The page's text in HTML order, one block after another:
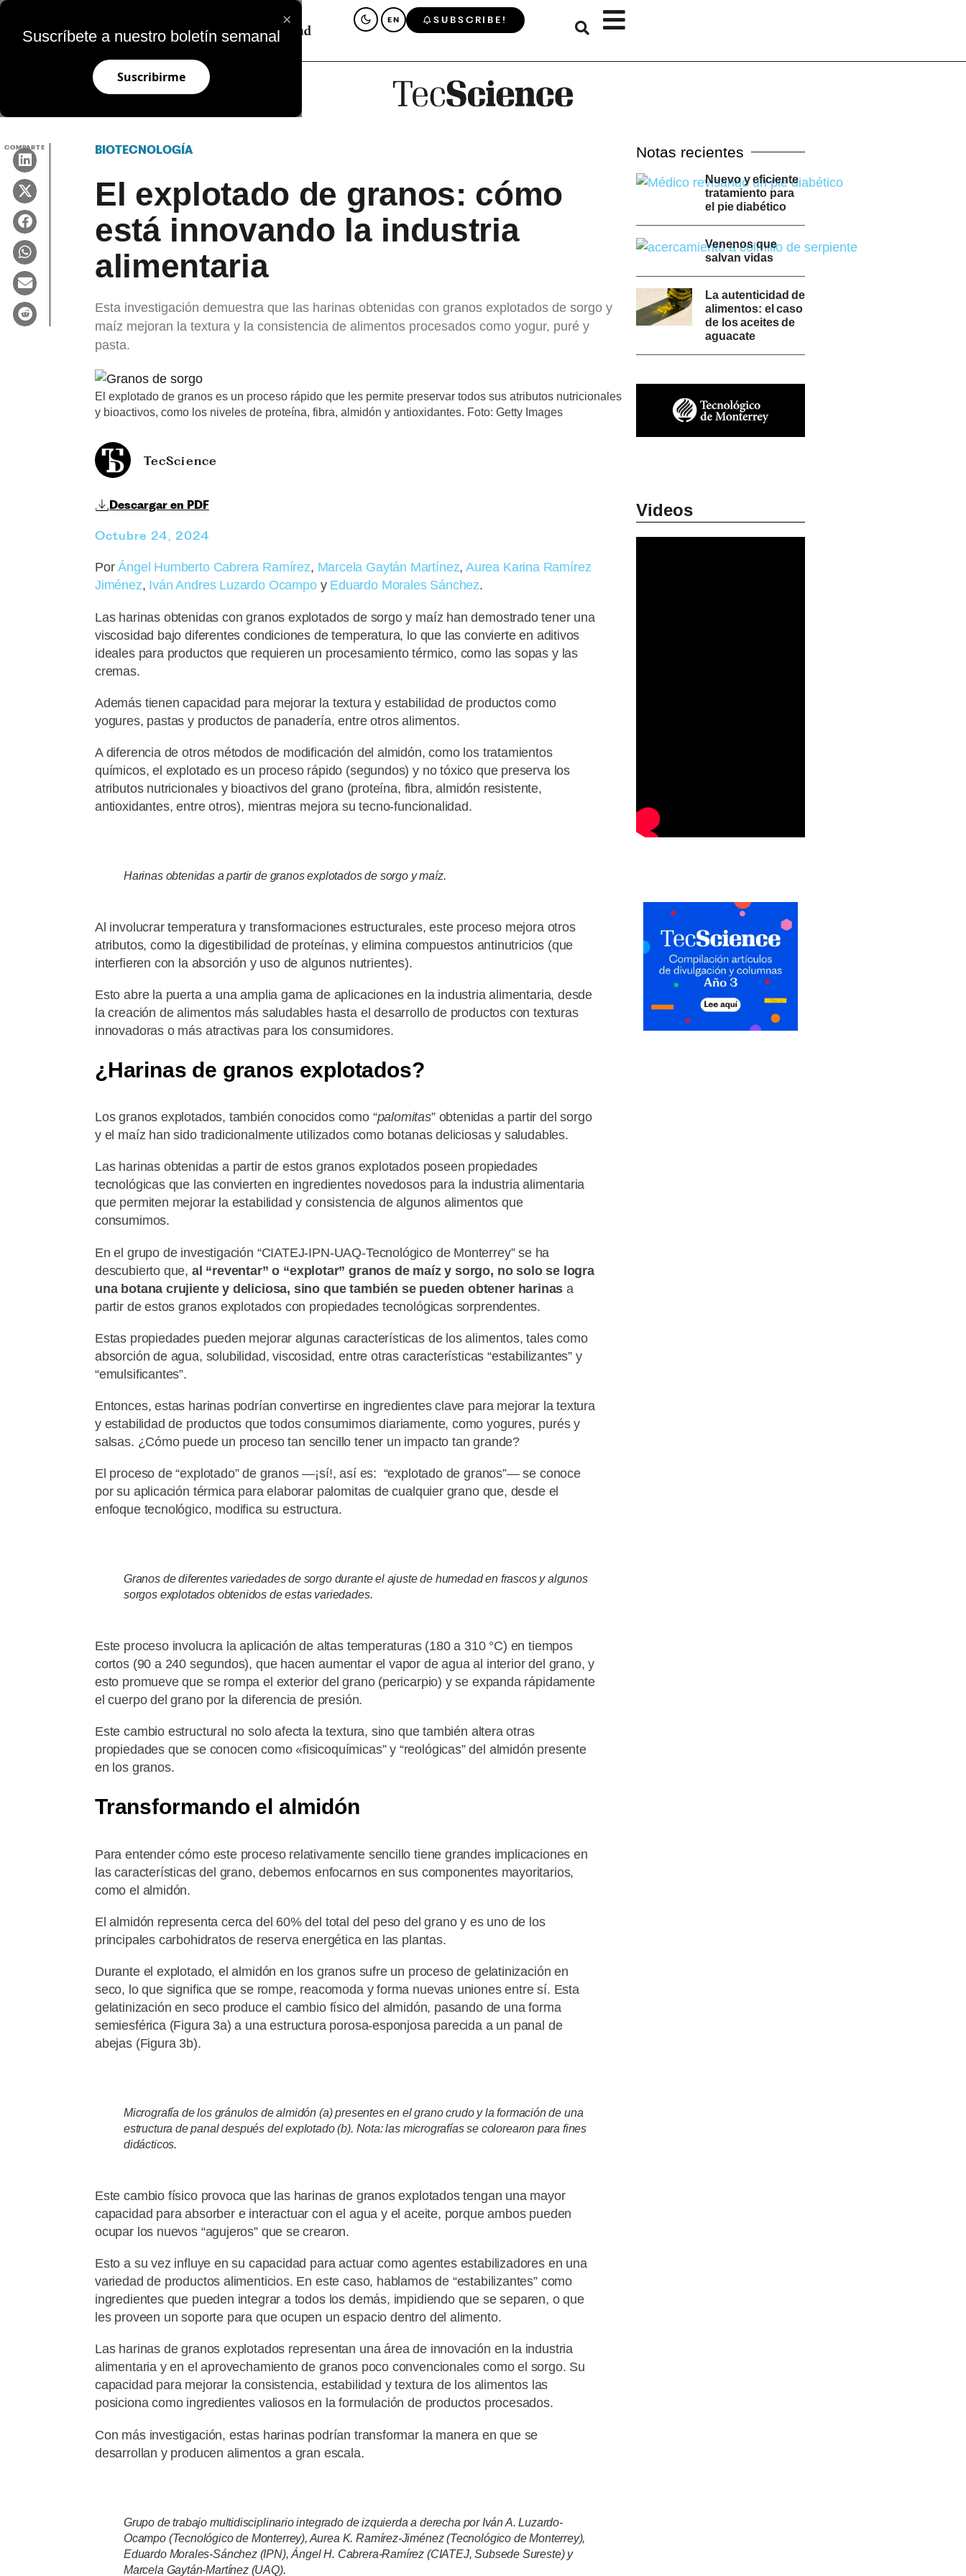
×
Suscríbete a nuestro boletín semanal
Suscribirme
EN SUBSCRIBE!
COMPARTE BIOTECNOLOGÍA
El explotado de granos: cómo
está innovando la industria
alimentaria
Esta investigación demuestra que las harinas obtenidas con granos explotados de sorgo y
maíz mejoran la textura y la consistencia de alimentos procesados como yogur, puré y
pasta.
El explotado de granos es un proceso rápido que les permite preservar todos sus atributos nutricionales
y bioactivos, como los niveles de proteína, fibra, almidón y antioxidantes. Foto: Getty Images
TecScience
Descargar en PDF
Octubre 24, 2024
PorÁngel Humberto Cabrera Ramírez, Marcela Gaytán Martínez,Aurea Karina Ramírez
Jiménez, Iván Andres Luzardo Ocampoy Eduardo Morales Sánchez.
Las harinas obtenidas con granos explotados de sorgo y maíz han demostrado tener una
viscosidad bajo diferentes condiciones de temperatura, lo que las convierte en aditivos
ideales para productos que requieren un procesamiento térmico, como las sopas y las
cremas.
Además tienen capacidad para mejorar la textura y estabilidad de productos como
yogures, pastas y productos de panadería, entre otros alimentos.
A diferencia de otros métodos de modificación del almidón, como los tratamientos
químicos, el explotado es un proceso rápido (segundos) y no tóxico que preserva los
atributos nutricionales y bioactivos del grano (proteína, fibra, almidón resistente,
antioxidantes, entre otros), mientras mejora su tecno-funcionalidad.
Harinas obtenidas a partir de granos explotados de sorgo y maíz.
Al involucrar temperatura y transformaciones estructurales, este proceso mejora otros
atributos, como la digestibilidad de proteínas, y elimina compuestos antinutricios (que
interfieren con la absorción y uso de algunos nutrientes).
Esto abre la puerta a una amplia gama de aplicaciones en la industria alimentaria, desde
la creación de alimentos más saludables hasta el desarrollo de productos con texturas
innovadoras o más atractivas para los consumidores.
¿Harinas de granos explotados?
Los granos explotados, también conocidos como “palomitas” obtenidas a partir del sorgo
y el maíz han sido tradicionalmente utilizados como botanas deliciosas y saludables.
Las harinas obtenidas a partir de estos granos explotados poseen propiedades
tecnológicas que las convierten en ingredientes novedosos para la industria alimentaria
que permiten mejorar la estabilidad y consistencia de algunos alimentos que
consumimos.
En el grupo de investigación “CIATEJ-IPN-UAQ-Tecnológico de Monterrey” se ha
descubierto que, al “reventar” o “explotar” granos de maíz y sorgo, no solo se logra
una botana crujiente y deliciosa, sino que también se pueden obtener harinas a
partir de estos granos explotados con propiedades tecnológicas sorprendentes.
Estas propiedades pueden mejorar algunas características de los alimentos, tales como
absorción de agua, solubilidad, viscosidad, entre otras características “estabilizantes” y
“emulsificantes”.
Entonces, estas harinas podrían convertirse en ingredientes clave para mejorar la textura
y estabilidad de productos que todos consumimos diariamente, como yogures, purés y
salsas. ¿Cómo puede un proceso tan sencillo tener un impacto tan grande?
El proceso de “explotado” de granos —¡sí!, así es: “explotado de granos”— se conoce
por su aplicación térmica para elaborar palomitas de cualquier grano que, desde el
enfoque tecnológico, modifica su estructura.
Granos de diferentes variedades de sorgo durante el ajuste de humedad en frascos y algunos
sorgos explotados obtenidos de estas variedades.
Este proceso involucra la aplicación de altas temperaturas (180 a 310 °C) en tiempos
cortos (90 a 240 segundos), que hacen aumentar el vapor de agua al interior del grano, y
esto promueve que se rompa el exterior del grano (pericarpio) y se expanda rápidamente
el cuerpo del grano por la diferencia de presión.
Este cambio estructural no solo afecta la textura, sino que también altera otras
propiedades que se conocen como «fisicoquímicas” y “reológicas” del almidón presente
en los granos.
Transformando el almidón
Para entender cómo este proceso relativamente sencillo tiene grandes implicaciones en
las características del grano, debemos enfocarnos en sus componentes mayoritarios,
como el almidón.
El almidón representa cerca del 60% del total del peso del grano y es uno de los
principales carbohidratos de reserva energética en las plantas.
Durante el explotado, el almidón en los granos sufre un proceso de gelatinización en
seco, lo que significa que se rompe, reacomoda y forma nuevas uniones entre sí. Esta
gelatinización en seco produce el cambio físico del almidón, pasando de una forma
semiesférica (Figura 3a) a una estructura porosa-esponjosa parecida a un panal de
abejas (Figura 3b).
Micrografía de los gránulos de almidón (a) presentes en el grano crudo y la formación de una
estructura de panal después del explotado (b). Nota: las micrografías se colorearon para fines
didácticos.
Este cambio físico provoca que las harinas de granos explotados tengan una mayor
capacidad para absorber e interactuar con el agua y el aceite, porque ambos pueden
ocupar los nuevos “agujeros” que se crearon.
Esto a su vez influye en su capacidad para actuar como agentes estabilizadores en una
variedad de productos alimenticios. En este caso, hablamos de “estabilizantes” como
ingredientes que pueden integrar a todos los demás, impidiendo que se separen, o que
les proveen un soporte para que ocupen un espacio dentro del alimento.
Las harinas de granos explotados representan una área de innovación en la industria
alimentaria y en el aprovechamiento de granos poco convencionales como el sorgo. Su
capacidad para mejorar la consistencia, estabilidad y textura de los alimentos las
posiciona como ingredientes valiosos en la formulación de productos procesados.
Con más investigación, estas harinas podrían transformar la manera en que se
desarrollan y producen alimentos a gran escala.
Grupo de trabajo multidisciplinario integrado de izquierda a derecha por Iván A. Luzardo-
Ocampo (Tecnológico de Monterrey), Aurea K. Ramírez-Jiménez (Tecnológico de Monterrey),
Eduardo Morales-Sánchez (IPN), Ángel H. Cabrera-Ramírez (CIATEJ, Subsede Sureste) y
Marcela Gaytán-Martínez (UAQ).
Notas recientes
Nuevo y eficiente
tratamiento para
el pie diabético
Venenos que
salvan vidas
La autenticidad de
alimentos: el caso
de los aceites de
aguacate
Videos